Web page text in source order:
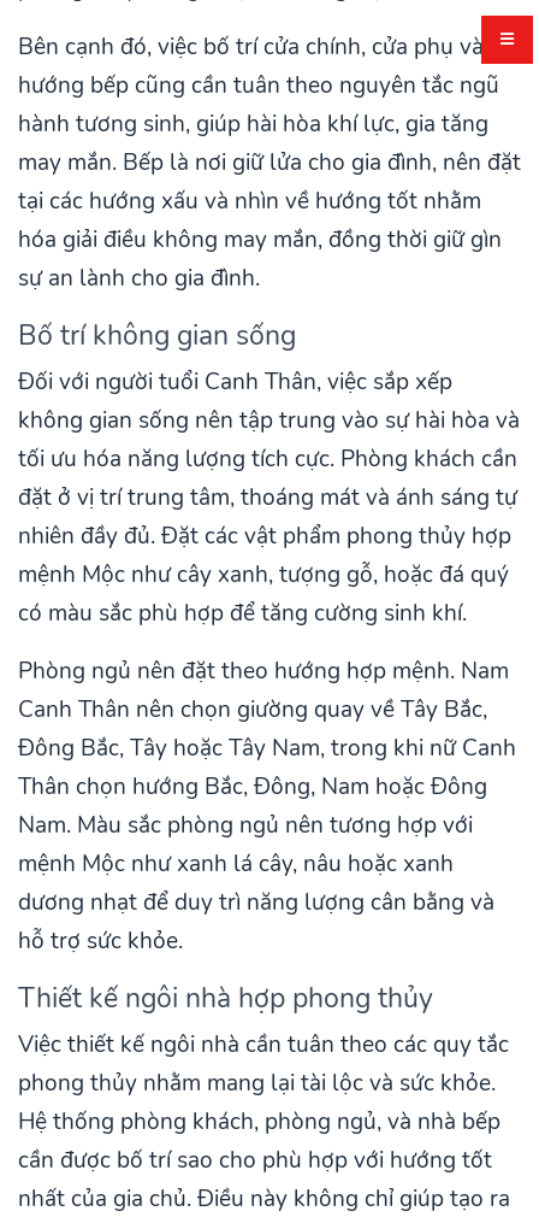
Bên cạnh đó, việc bố trí cửa chính, cửa phụ và
hướng bếp cũng cần tuân theo nguyên tắc ngũ
hành tương sinh, giúp hài hòa khí lực, gia tăng
may mắn. Bếp là nơi giữ lửa cho gia đình, nên đặt
tại các hướng xấu và nhìn về hướng tốt nhằm
hóa giải điều không may mắn, đồng thời giữ gìn
sự an lành cho gia đình.
Bố trí không gian sống
Đối với người tuổi Canh Thân, việc sắp xếp
không gian sống nên tập trung vào sự hài hòa và
tối ưu hóa năng lượng tích cực. Phòng khách cần
đặt ở vị trí trung tâm, thoáng mát và ánh sáng tự
nhiên đầy đủ. Đặt các vật phẩm phong thủy hợp
mệnh Mộc như cây xanh, tượng gỗ, hoặc đá quý
có màu sắc phù hợp để tăng cường sinh khí.
Phòng ngủ nên đặt theo hướng hợp mệnh. Nam
Canh Thân nên chọn giường quay về Tây Bắc,
Đông Bắc, Tây hoặc Tây Nam, trong khi nữ Canh
Thân chọn hướng Bắc, Đông, Nam hoặc Đông
Nam. Màu sắc phòng ngủ nên tương hợp với
mệnh Mộc như xanh lá cây, nâu hoặc xanh
dương nhạt để duy trì năng lượng cân bằng và
hỗ trợ sức khỏe.
Thiết kế ngôi nhà hợp phong thủy
Việc thiết kế ngôi nhà cần tuân theo các quy tắc
phong thủy nhằm mang lại tài lộc và sức khỏe.
Hệ thống phòng khách, phòng ngủ, và nhà bếp
cần được bố trí sao cho phù hợp với hướng tốt
nhất của gia chủ. Điều này không chỉ giúp tạo ra